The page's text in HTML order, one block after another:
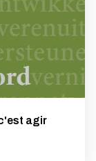
agir